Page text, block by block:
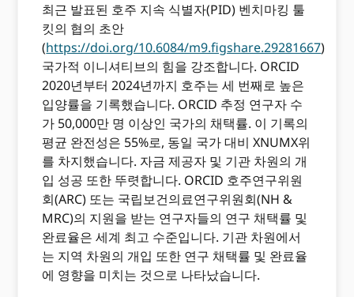
최근 발표된 호주 지속 식별자(PID) 벤치마킹 툴
킷의 협의 초안
(https://doi.org/10.6084/m9.figshare.29281667)
국가적 이니셔티브의 힘을 강조합니다. ORCID
2020년부터 2024년까지 호주는 세 번째로 높은
입양률을 기록했습니다. ORCID 추정 연구자 수
가 50,000만 명 이상인 국가의 채택률. 이 기록의
평균 완전성은 55%로, 동일 국가 대비 XNUMX위
를 차지했습니다. 자금 제공자 및 기관 차원의 개
입 성공 또한 뚜렷합니다. ORCID 호주연구위원
회(ARC) 또는 국립보건의료연구위원회(NH &
MRC)의 지원을 받는 연구자들의 연구 채택률 및
완료율은 세계 최고 수준입니다. 기관 차원에서
는 지역 차원의 개입 또한 연구 채택률 및 완료율
에 영향을 미치는 것으로 나타났습니다.